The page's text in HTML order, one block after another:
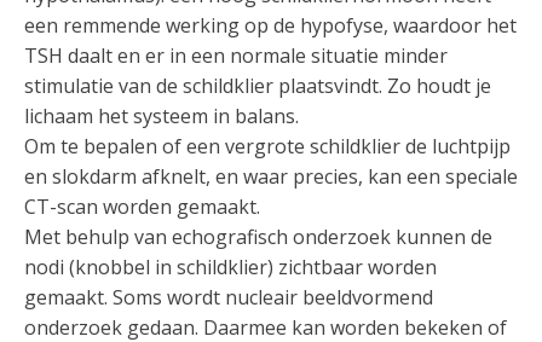
een remmende werking op de hypofyse, waardoor het
TSH daalt en er in een normale situatie minder
stimulatie van de schildklier plaatsvindt. Zo houdt je
lichaam het systeem in balans.
Om te bepalen of een vergrote schildklier de luchtpijp
en slokdarm afknelt, en waar precies, kan een speciale
CT-scan worden gemaakt.
Met behulp van echografisch onderzoek kunnen de
nodi (knobbel in schildklier) zichtbaar worden
gemaakt. Soms wordt nucleair beeldvormend
onderzoek gedaan. Daarmee kan worden bekeken of